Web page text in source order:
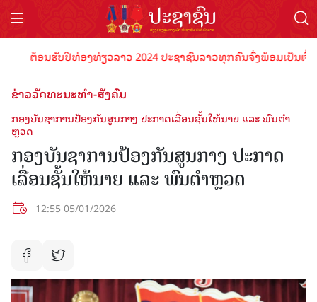
ຕ້ອນຮັບປີທ່ອງທ່ຽວລາວ 2024 ປະຊາຊົນລາວທຸກຄົນຈົ່ງພ້ອມເປັນເຈົ້າພ
ຂ່າວວັດທະນະທຳ-ສັງຄົມ
ກອງບັນຊາການປ້ອງກັນສູນກາງ ປະກາດເລື່ອນຊັ້ນໃຫ້ນາຍ ແລະ ພົນຕໍາ
ຫຼວດ
ກອງບັນຊາການປ້ອງກັນສູນກາງ ປະກາດ
ເລື່ອນຊັ້ນໃຫ້ນາຍ ແລະ ພົນຕໍາຫຼວດ
12:55 05/01/2026